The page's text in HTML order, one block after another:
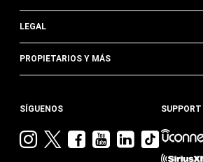
LEGAL
PROPIETARIOS Y MÁS
SÍGUENOS
VisitaVisitaVisitaVisitaVisita
Jeep
Visita
Jeep
SUPPORT